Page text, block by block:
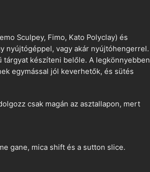
Sculpey, Fimo, Kato Polyclay) és
nyújtógéppel, vagy akár nyújtóhengerrel.
készíteni belőle. A legkönnyebben
egymással jól keverhetők, és sütés
csak magán az asztallapon, mert
gane, mica shift és a sutton slice.